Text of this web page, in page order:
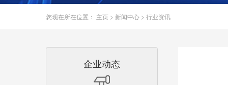
您现在所在位置： 主页 > 新闻中心 > 行业资讯
企业动态